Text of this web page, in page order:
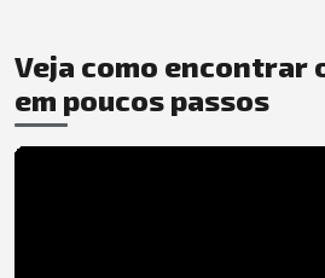
Veja como encontrar
em poucos passos